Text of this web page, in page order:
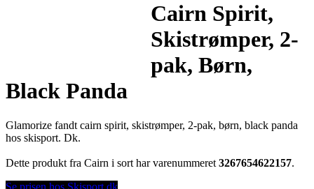
Cairn Spirit,
Skistrømper, 2-
pak, Børn,
Black Panda
Glamorize fandt cairn spirit, skistrømper, 2-pak, børn, black panda
hos skisport. Dk.
Dette produkt fra Cairn i sort har varenummeret 3267654622157.
Se prisen hos Skisport.dk